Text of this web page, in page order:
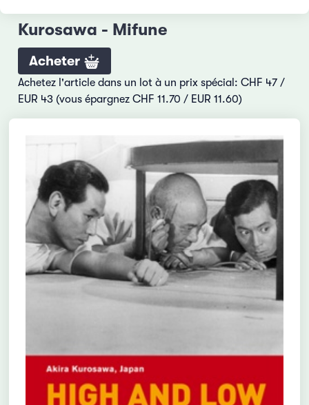
Kurosawa - Mifune
Acheter
Achetez l'article dans un lot à un prix spécial: CHF 47 /
EUR 43 (vous épargnez CHF 11.70 / EUR 11.60)